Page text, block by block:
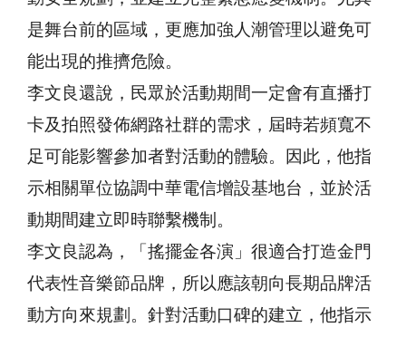
是舞台前的區域，更應加強人潮管理以避免可
能出現的推擠危險。
李文良還說，民眾於活動期間一定會有直播打
卡及拍照發佈網路社群的需求，屆時若頻寬不
足可能影響參加者對活動的體驗。因此，他指
示相關單位協調中華電信增設基地台，並於活
動期間建立即時聯繫機制。
李文良認為，「搖擺金各演」很適合打造金門
代表性音樂節品牌，所以應該朝向長期品牌活
動方向來規劃。針對活動口碑的建立，他指示